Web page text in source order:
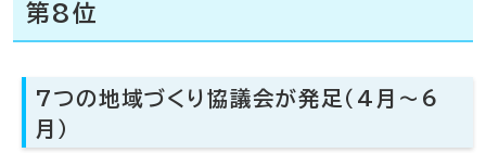
第8位
7つの地域づくり協議会が発足（4月～6
月）